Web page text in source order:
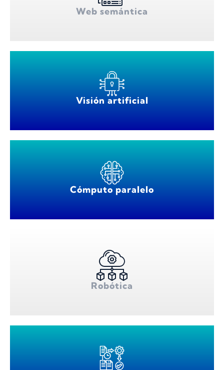
Web semántica
Visión artificial
Cómputo paralelo
Robótica